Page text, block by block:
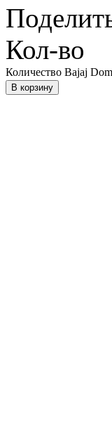
Кол-во
Количество Bajaj
В корзину